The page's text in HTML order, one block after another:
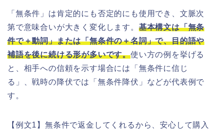
「無条件」は肯定的にも否定的にも使用でき、文脈次
第で意味合いが大きく変化します。 基本構文は「無条
件で＋動詞」または「無条件の＋名詞」で、目的語や
補語を後に続ける形が多いです。使い方の例を挙げる
と、相手への信頼を示す場合には「無条件に信じ
る」、戦時の降伏では「無条件降伏」などが代表例で
す。
【例文1】無条件で返金してくれるから、安心して購入